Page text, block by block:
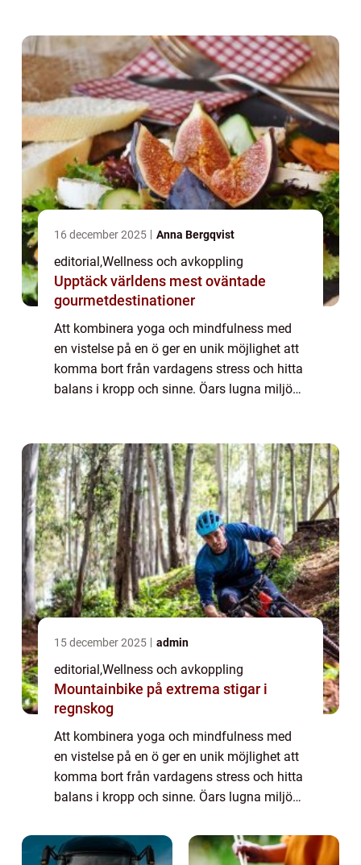
16 december 2025 Anna Bergqvist
editorial,Wellness och avkoppling
Upptäck världens mest oväntade
gourmetdestinationer
Att kombinera yoga och mindfulness med
en vistelse på en ö ger en unik möjlighet att
komma bort från vardagens stress och hitta
balans i kropp och sinne. Öars lugna miljöer,
15 december 2025 admin
editorial,Wellness och avkoppling
Mountainbike på extrema stigar i
regnskog
Att kombinera yoga och mindfulness med
en vistelse på en ö ger en unik möjlighet att
komma bort från vardagens stress och hitta
balans i kropp och sinne. Öars lugna miljöer,
sk...